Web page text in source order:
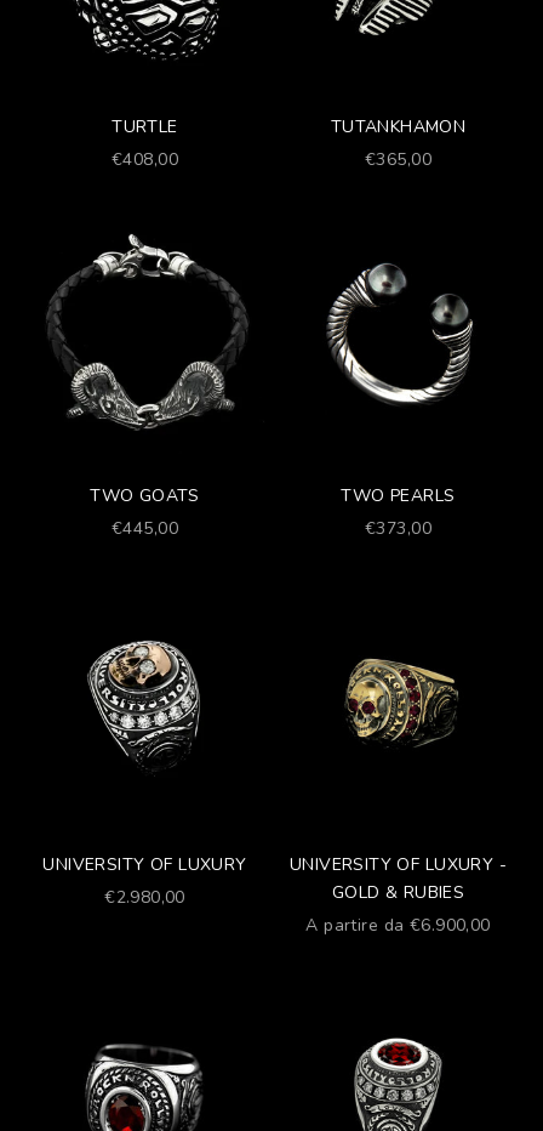
TURTLE
Prezzo scontato
€408,00
TUTANKHAMON
Prezzo scontato
€365,00
TWO GOATS
Prezzo scontato
€445,00
TWO PEARLS
Prezzo scontato
€373,00
UNIVERSITY OF LUXURY
Prezzo scontato
€2.980,00
UNIVERSITY OF LUXURY -
GOLD & RUBIES
Prezzo scontato
A partire da €6.900,00